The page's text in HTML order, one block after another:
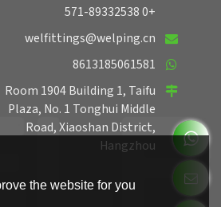
+0 571-89332538
welfittings@welping.cn
8613185061581
Room 1904 Building 1, Taifu
Plaza, No. 1 Tonghui Middle
Road, Xiaoshan District,
Hangzhou
the website for you.